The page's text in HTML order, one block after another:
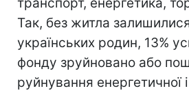
Так, без житла
українських родин, 13%
фонду зруйновано або
руйнування енергетичної